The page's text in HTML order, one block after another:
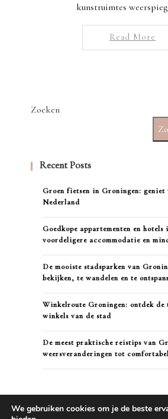
kunstruimtes
Read More
Zoeken
Recent Posts
Groen fietsen in Groningen:
Nederland
Goedkope appartementen en
voordeligere accommodatie en
De mooiste stadsparken van
bekijken, te wandelen en te
Winkelroute Groningen: ontdek de
winkels van de stad
De meest praktische reistips van
weersveranderingen tot
We gebruiken cookies om je de beste